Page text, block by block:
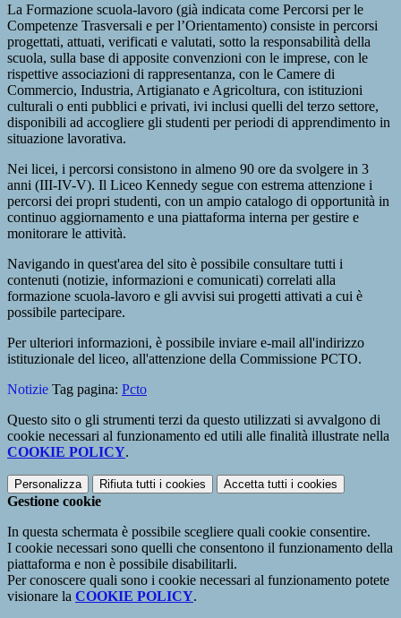
La Formazione scuola-lavoro (già indicata come Percorsi per le
Competenze Trasversali e per l’Orientamento) consiste in percorsi
progettati, attuati, verificati e valutati, sotto la responsabilità della
scuola, sulla base di apposite convenzioni con le imprese, con le
rispettive associazioni di rappresentanza, con le Camere di
Commercio, Industria, Artigianato e Agricoltura, con istituzioni
culturali o enti pubblici e privati, ivi inclusi quelli del terzo settore,
disponibili ad accogliere gli studenti per periodi di apprendimento in
situazione lavorativa.
Nei licei, i percorsi consistono in almeno 90 ore da svolgere in 3
anni (III-IV-V). Il Liceo Kennedy segue con estrema attenzione i
percorsi dei propri studenti, con un ampio catalogo di opportunità in
continuo aggiornamento e una piattaforma interna per gestire e
monitorare le attività.
Navigando in quest'area del sito è possibile consultare tutti i
contenuti (notizie, informazioni e comunicati) correlati alla
formazione scuola-lavoro e gli avvisi sui progetti attivati a cui è
possibile partecipare.
Per ulteriori informazioni, è possibile inviare e-mail all'indirizzo
istituzionale del liceo, all'attenzione della Commissione PCTO.
Notizie Tag pagina: Pcto
Questo sito o gli strumenti terzi da questo utilizzati si avvalgono di
cookie necessari al funzionamento ed utili alle finalità illustrate nella
COOKIE POLICY.
Personalizza Rifiuta tutti i cookies Accetta tutti i cookies
Gestione cookie
In questa schermata è possibile scegliere quali cookie consentire.
I cookie necessari sono quelli che consentono il funzionamento della
piattaforma e non è possibile disabilitarli.
Per conoscere quali sono i cookie necessari al funzionamento potete
visionare la COOKIE POLICY.